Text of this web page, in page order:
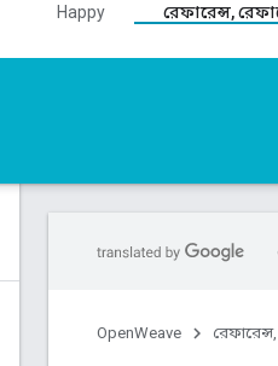
Happy রেফারেন্স,
OpenWeave